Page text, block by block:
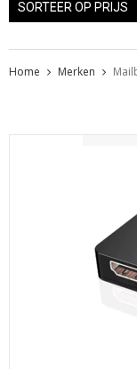
SORTEER OP PRIJS
Home Merken